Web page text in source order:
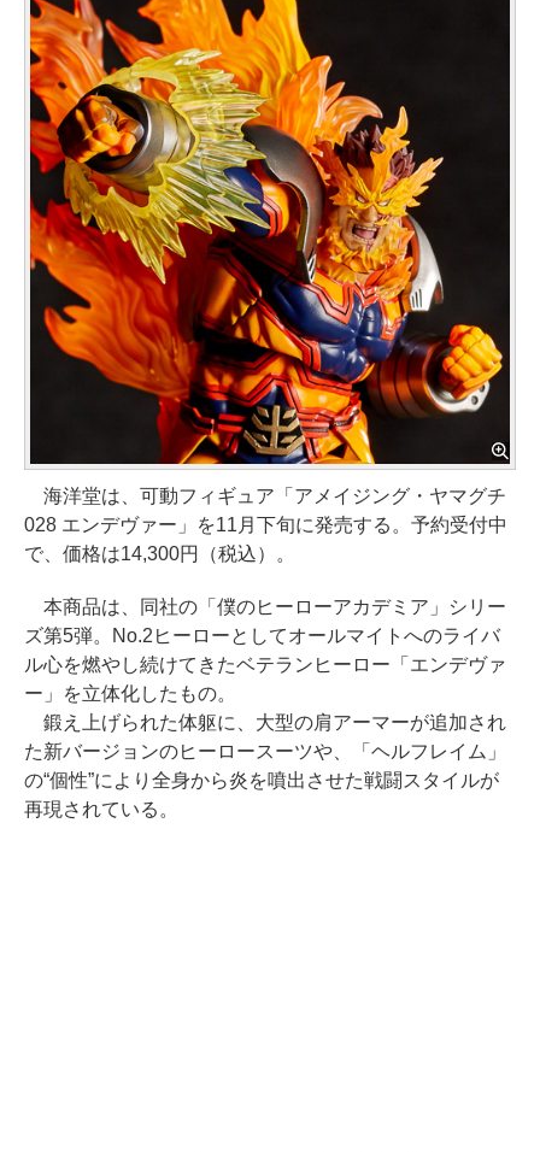
海洋堂は、可動フィギュア「アメイジング・ヤマグチ
028 エンデヴァー」を11月下旬に発売する。予約受付中
で、価格は14,300円（税込）。
本商品は、同社の「僕のヒーローアカデミア」シリー
ズ第5弾。No.2ヒーローとしてオールマイトへのライバ
ル心を燃やし続けてきたベテランヒーロー「エンデヴァ
ー」を立体化したもの。
鍛え上げられた体躯に、大型の肩アーマーが追加され
た新バージョンのヒーロースーツや、「ヘルフレイム」
の“個性”により全身から炎を噴出させた戦闘スタイルが
再現されている。